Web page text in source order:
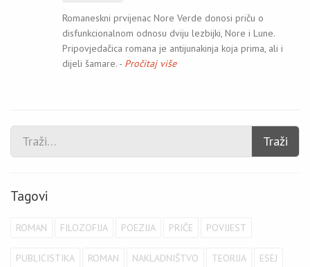
Romaneskni prvijenac Nore Verde donosi priču o
disfunkcionalnom odnosu dviju lezbijki, Nore i Lune.
Pripovjedačica romana je antijunakinja koja prima, ali i
dijeli šamare. - Pročitaj više
Traži
Tagovi
ROMAN FILOZOFIJA POEZIJA PRIČE POVIJEST
PUBLICISTIKA ROMAN NAKLADNIŠTVO TEORIJA ESEJ